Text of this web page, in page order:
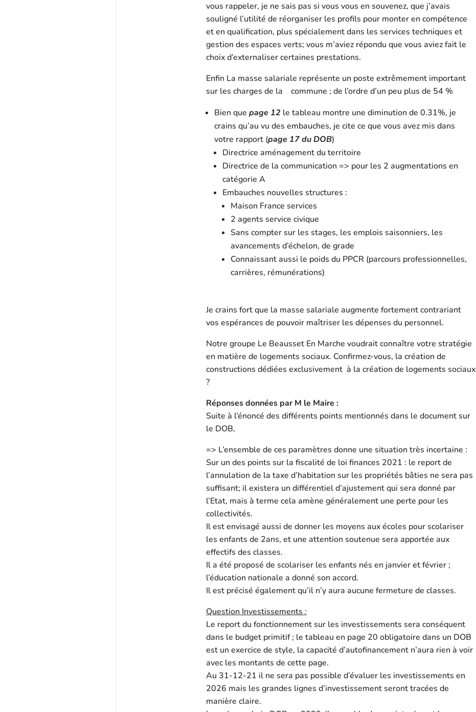
vous rappeler, je ne sais pas si vous vous en souvenez, que j’avais
souligné l’utilité de réorganiser les profils pour monter en compétence
et en qualification, plus spécialement dans les services techniques et
gestion des espaces verts; vous m’aviez répondu que vous aviez fait le
choix d’externaliser certaines prestations.
Enfin La masse salariale représente un poste extrêmement important
sur les charges de la commune ; de l’ordre d’un peu plus de 54 %
Bien que page 12 le tableau montre une diminution de 0.31%, je
crains qu’au vu des embauches, je cite ce que vous avez mis dans
votre rapport (page 17 du DOB)
Directrice aménagement du territoire
Directrice de la communication => pour les 2 augmentations en
catégorie A
Embauches nouvelles structures :
Maison France services
2 agents service civique
Sans compter sur les stages, les emplois saisonniers, les
avancements d’échelon, de grade
Connaissant aussi le poids du PPCR (parcours professionnelles,
carrières, rémunérations)
Je crains fort que la masse salariale augmente fortement contrariant
vos espérances de pouvoir maîtriser les dépenses du personnel.
Notre groupe Le Beausset En Marche voudrait connaître votre stratégie
en matière de logements sociaux. Confirmez-vous, la création de
constructions dédiées exclusivement à la création de logements sociaux
?
Réponses données par M le Maire :
Suite à l’énoncé des différents points mentionnés dans le document sur
le DOB,
=> L’ensemble de ces paramètres donne une situation très incertaine :
Sur un des points sur la fiscalité de loi finances 2021 : le report de
l’annulation de la taxe d’habitation sur les propriétés bâties ne sera pas
suffisant; il existera un différentiel d’ajustement qui sera donné par
l’Etat, mais à terme cela amène généralement une perte pour les
collectivités.
Il est envisagé aussi de donner les moyens aux écoles pour scolariser
les enfants de 2ans, et une attention soutenue sera apportée aux
effectifs des classes.
Il a été proposé de scolariser les enfants nés en janvier et février ;
l’éducation nationale a donné son accord.
Il est précisé également qu’il n’y aura aucune fermeture de classes.
Question Investissements :
Le report du fonctionnement sur les investissements sera conséquent
dans le budget primitif ; le tableau en page 20 obligatoire dans un DOB
est un exercice de style, la capacité d’autofinancement n’aura rien à voir
avec les montants de cette page.
Au 31-12-21 il ne sera pas possible d’évaluer les investissements en
2026 mais les grandes lignes d’investissement seront tracées de
manière claire.